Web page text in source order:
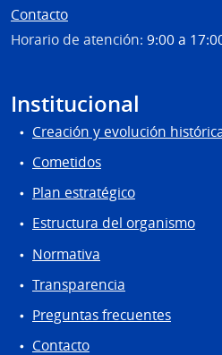
Contacto
Horario de atención: 9:00 a
Institucional
Creación y evolución
Cometidos
Plan estratégico
Estructura del organismo
Normativa
Transparencia
Preguntas frecuentes
Contacto